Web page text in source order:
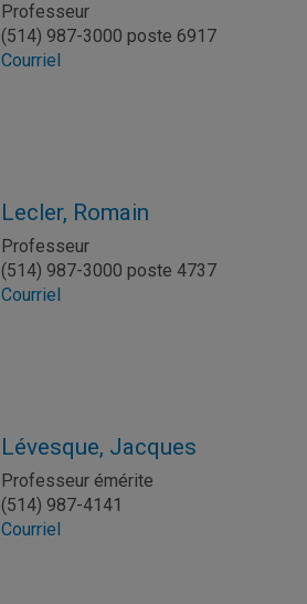
Professeur
(514) 987-3000 poste 6917
Courriel
Lecler, Romain
Professeur
(514) 987-3000 poste 4737
Courriel
Lévesque, Jacques
Professeur émérite
(514) 987-4141
Courriel